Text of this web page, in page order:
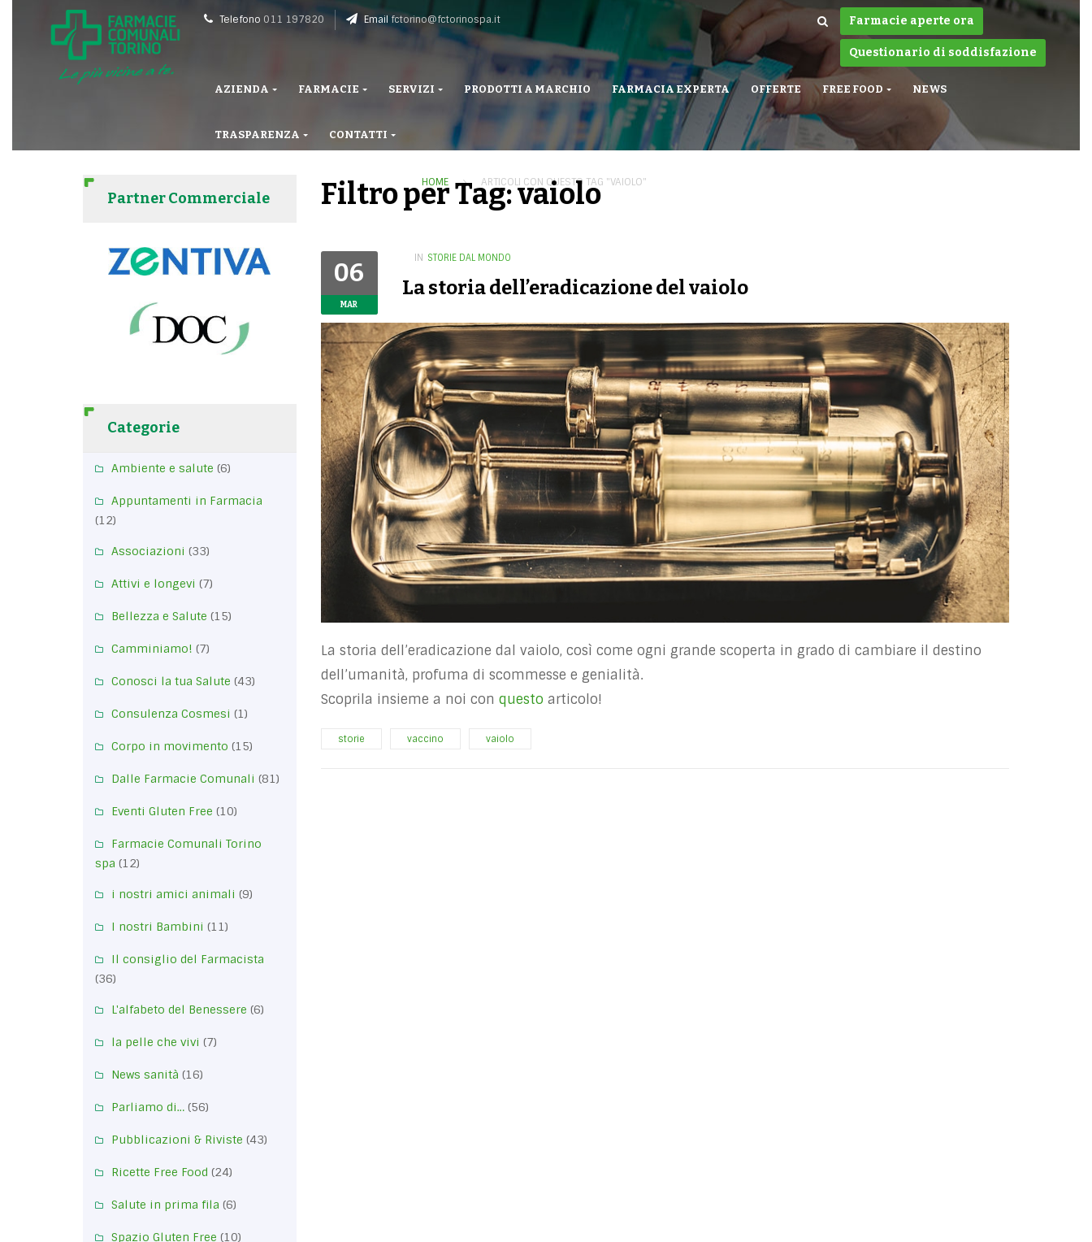
Farmacie aperte ora
Questionario di soddisfazione
Telefono 011 197820 Email fctorino@fctorinospa.it
AZIENDA FARMACIE SERVIZI PRODOTTI A MARCHIO FARMACIA EXPERTA OFFERTE FREE FOOD NEWS
TRASPARENZA CONTATTI
HOME ARTICOLI CON QUESTO TAG "VAIOLO"
Partner Commerciale
Categorie
Ambiente e salute (6)
Appuntamenti in Farmacia
(12)
Associazioni (33)
Attivi e longevi (7)
Bellezza e Salute (15)
Camminiamo! (7)
Conosci la tua Salute (43)
Consulenza Cosmesi (1)
Corpo in movimento (15)
Dalle Farmacie Comunali (81)
Eventi Gluten Free (10)
Farmacie Comunali Torino
spa (12)
i nostri amici animali (9)
I nostri Bambini (11)
Il consiglio del Farmacista
(36)
L'alfabeto del Benessere (6)
la pelle che vivi (7)
News sanità (16)
Parliamo di… (56)
Pubblicazioni & Riviste (43)
Ricette Free Food (24)
Salute in prima fila (6)
Spazio Gluten Free (10)
Filtro per Tag: vaiolo
06
MAR
IN STORIE DAL MONDO
La storia dell’eradicazione del vaiolo
La storia dell’eradicazione dal vaiolo, così come ogni grande scoperta in grado di cambiare il destino
dell’umanità, profuma di scommesse e genialità.
Scoprila insieme a noi con questo articolo!
storie vaccino vaiolo